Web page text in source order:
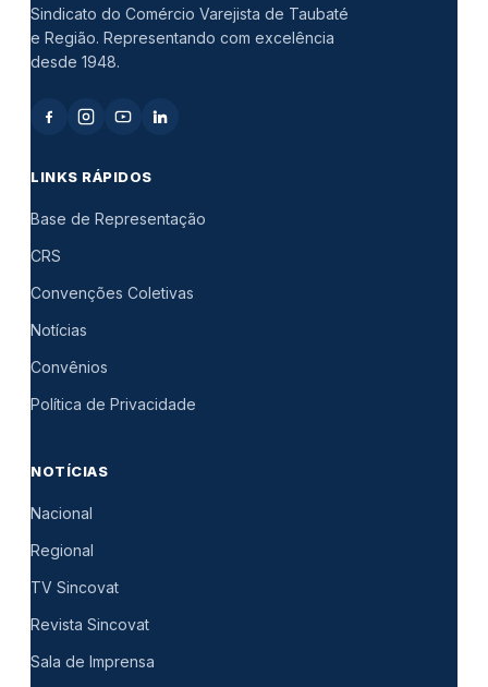
Sindicato do Comércio Varejista de Taubaté
e Região. Representando com excelência
desde 1948.
LINKS RÁPIDOS
Base de Representação
CRS
Convenções Coletivas
Notícias
Convênios
Política de Privacidade
NOTÍCIAS
Nacional
Regional
TV Sincovat
Revista Sincovat
Sala de Imprensa